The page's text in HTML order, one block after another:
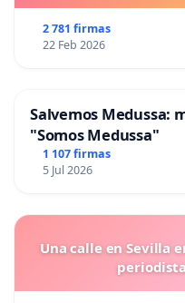
2 781 firmas
22 Feb 2026
Salvemos Medussa:
"Somos Medussa"
1 107 firmas
5 Jul 2026
Una calle en Sevilla